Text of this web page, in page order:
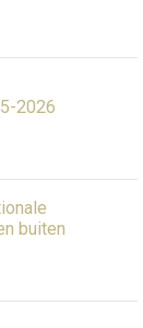
2026
buiten